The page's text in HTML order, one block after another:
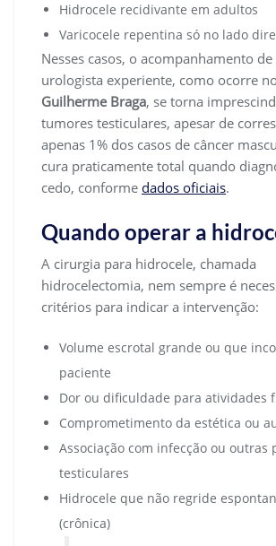
Hidrocele recidivante em adultos
Varicocele repentina só no lado
Nesses casos, o acompanhamento
urologista experiente, como ocorre no
Guilherme Braga, se torna
tumores testiculares, apesar de
apenas 1% dos casos de câncer
cura praticamente total quando
cedo, conforme dados oficiais.
Quando operar a
A cirurgia para hidrocele, chamada
hidrocelectomia, nem sempre é
critérios para indicar a intervenção:
Volume escrotal grande ou que
paciente
Dor ou dificuldade para atividades
Comprometimento da estética ou
Associação com infecção ou outras
testiculares
Hidrocele que não regride
(crônica)